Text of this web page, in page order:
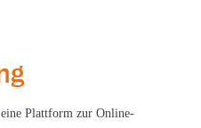
Plattform zur Online-